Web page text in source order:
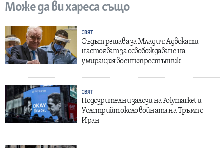
Може да ви хареса също
СВЯТ
Съдът решава за Младич: Адвокати
настояват за освобождаване на
умиращия военнопрестъпник
СВЯТ
Подозрителни залози на Polymarket и
Уолстрийт около войната на Тръмп с
Иран